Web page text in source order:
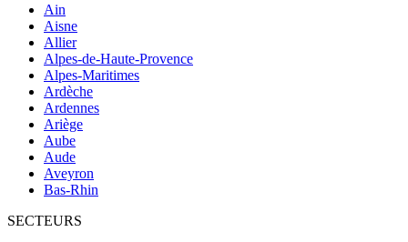
Ain
Aisne
Allier
Alpes-de-Haute-Provence
Alpes-Maritimes
Ardèche
Ardennes
Ariège
Aube
Aude
Aveyron
Bas-Rhin
SECTEURS